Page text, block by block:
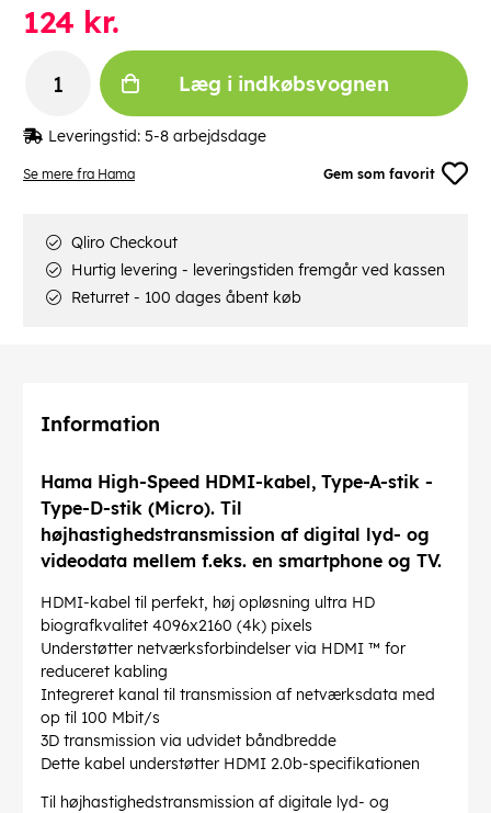
Se mere fra Hama Gem som favorit
124 kr.
Læg i indkøbsvognen
Leveringstid: 5-8 arbejdsdage
Qliro Checkout
Hurtig levering - leveringstiden fremgår ved kassen
Returret - 100 dages åbent køb
Information
Hama High-Speed ​​​​HDMI-kabel, Type-A-stik -
Type-D-stik (Micro). Til
højhastighedstransmission af digital lyd- og
videodata mellem f.eks. en smartphone og TV.
HDMI-kabel til perfekt, høj opløsning ultra HD
biografkvalitet 4096x2160 (4k) pixels
Understøtter netværksforbindelser via HDMI ™ for
reduceret kabling
Integreret kanal til transmission af netværksdata med
op til 100 Mbit/s
3D transmission via udvidet båndbredde
Dette kabel understøtter HDMI 2.0b-specifikationen
Til højhastighedstransmission af digitale lyd- og